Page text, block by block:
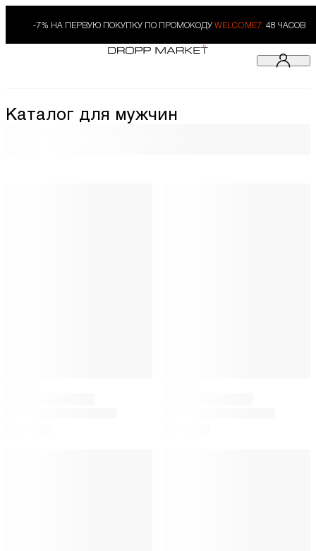
-7% НА ПЕРВУЮ ПОКУПКУ ПО ПРОМОКОДУ WELCOME7. 48 ЧАСОВ
Каталог для мужчин